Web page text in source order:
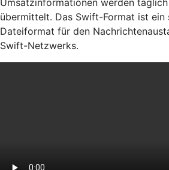
Umsatzinformationen werden
übermittelt. Das Swift-Format ist ein
Dateiformat für den
Swift-Netzwerks.